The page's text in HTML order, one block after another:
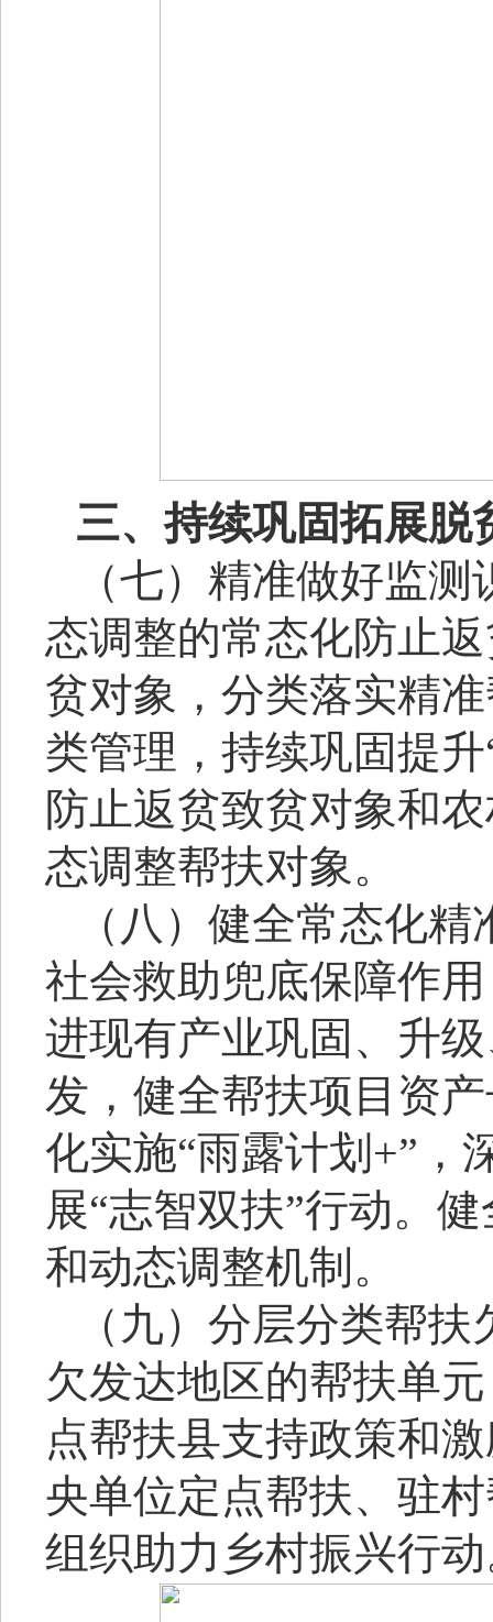
三、持续巩固拓展脱
（七）精准做好监测
态调整的常态化防止
贫对象，分类落实精
类管理，持续巩固提升
防止返贫致贫对象和
态调整帮扶对象。
（八）健全常态化
社会救助兜底保障作
进现有产业巩固、升
发，健全帮扶项目资
化实施“雨露计划+”，
展“志智双扶”行动。
和动态调整机制。
（九）分层分类帮
欠发达地区的帮扶单
点帮扶县支持政策和
央单位定点帮扶、驻
组织助力乡村振兴行